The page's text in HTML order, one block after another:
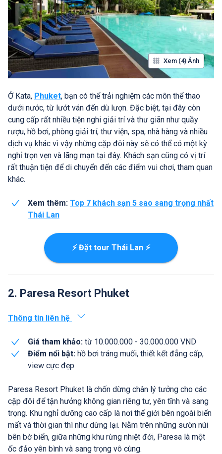
Xem (4) Ảnh
Ở Kata, Phuket, bạn có thể trải nghiệm các môn thể thao
dưới nước, từ lướt ván đến dù lượn. Đặc biệt, tại đây còn
cung cấp rất nhiều tiện nghi giải trí và thư giãn như quầy
rượu, hồ bơi, phòng giải trí, thư viện, spa, nhà hàng và nhiều
dịch vụ khác vì vậy những cặp đôi này sẽ có thể có một kỳ
nghỉ trọn vẹn và lãng mạn tại đây. Khách sạn cũng có vị trí
rất thuận tiện để di chuyển đến các điểm vui chơi, tham quan
khác.
Xem thêm: Top 7 khách sạn 5 sao sang trọng nhất
Thái Lan
⚡ Đặt tour Thái Lan ⚡
2. Paresa Resort Phuket
Thông tin liên hệ
Giá tham khảo: từ 10.000.000 - 30.000.000 VND
Điểm nổi bật: hồ bơi tráng muối, thiết kết đẳng cấp,
view cực đẹp
Paresa Resort Phuket là chốn dừng chân lý tưởng cho các
cặp đôi để tận hưởng không gian riêng tư, yên tĩnh và sang
trọng. Khu nghỉ dưỡng cao cấp là nơi thế giới bên ngoài biến
mất và thời gian thì như dừng lại. Nằm trên những sườn núi
bên bờ biển, giữa những khu rừng nhiệt đới, Paresa là một
ốc đảo yên bình và sang trọng vô cùng.